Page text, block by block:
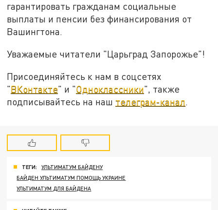
гарантировать гражданам социальные
выплаты и пенсии без финансирования от
Вашингтона.
Уважаемые читатели "Царьград Запорожье"!
Присоединяйтесь к нам в соцсетях
"ВКонтакте" и "Одноклассники", также
подписывайтесь на наш телеграм-канал.
ТЕГИ:
УЛЬТИМАТУМ БАЙДЕНУ
БАЙДЕН УЛЬТИМАТУМ ПОМОЩЬ УКРАИНЕ
УЛЬТИМАТУМ ДЛЯ БАЙДЕНА